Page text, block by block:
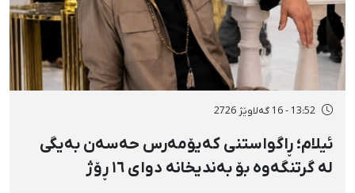
13:52 - 16 گەلاوێژ 2726
ئیلام؛ ڕاگواستنی کەیۆمەرس حەسەن بەیگی
لە گرتنگەوە بۆ بەندیخانە دوای ١٦ ڕۆژ